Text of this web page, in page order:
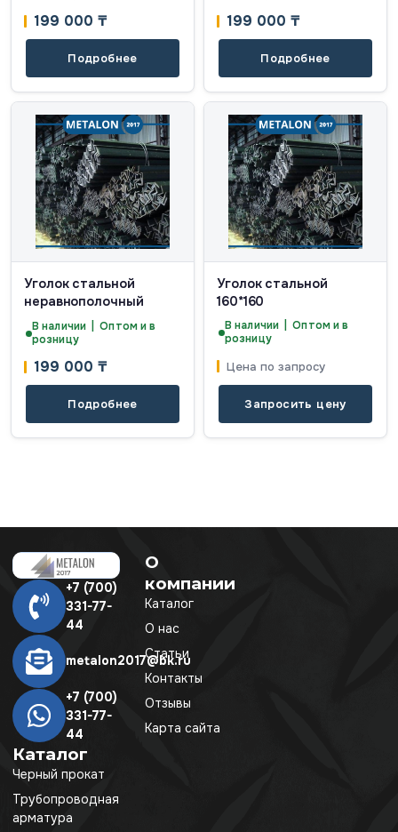
199 000 ₸
Подробнее
199 000 ₸
Подробнее
Уголок стальной
неравнополочный
В наличии | Оптом и в
розницу
199 000 ₸
Подробнее
Уголок стальной
160*160
В наличии | Оптом и в
розницу
Цена по запросу
Запросить цену
+7 (700)
331-77-
44
metalon2017@bk.ru
+7 (700)
331-77-
44
Каталог
Черный прокат
Трубопроводная
арматура
О
компании
Каталог
О нас
Статьи
Контакты
Отзывы
Карта сайта